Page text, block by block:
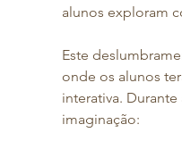
alunos exploram
Este
onde os​ alunos
interativa.
imaginação: